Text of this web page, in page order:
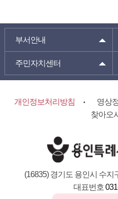
부서안내
주민자치센터
개인정보처리방침
영상
찾아오
(16835) 경기도 용인시 수지
대표번호